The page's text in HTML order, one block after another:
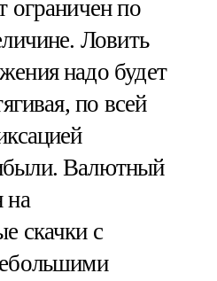
ограничен по
Ловить
надо будет
по всей
Валютный
на
скачки с